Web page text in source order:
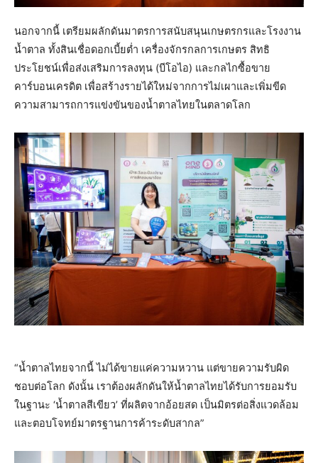
นอกจากนี้ เตรียมผลักดันมาตรการสนับสนุนเกษตรกรและโรงงาน
น้ำตาล ทั้งสินเชื่อดอกเบี้ยต่ำ เครื่องจักรกลการเกษตร สิทธิ
ประโยชน์เพื่อส่งเสริมการลงทุน (บีโอไอ) และกลไกซื้อขาย
คาร์บอนเครดิต เพื่อสร้างรายได้ใหม่จากการไม่เผาและเพิ่มขีด
ความสามารถการแข่งขันของน้ำตาลไทยในตลาดโลก
“น้ำตาลไทยจากนี้ ไม่ได้ขายแค่ความหวาน แต่ขายความรับผิด
ชอบต่อโลก ดังนั้น เราต้องผลักดันให้น้ำตาลไทยได้รับการยอมรับ
ในฐานะ ‘น้ำตาลสีเขียว’ ที่ผลิตจากอ้อยสด เป็นมิตรต่อสิ่งแวดล้อม
และตอบโจทย์มาตรฐานการค้าระดับสากล”